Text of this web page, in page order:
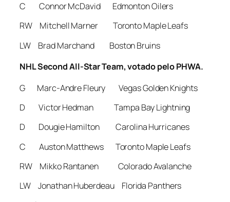
C Connor McDavid Edmonton Oilers
RW Mitchell Marner Toronto Maple Leafs
LW Brad Marchand Boston Bruins
NHL Second All-Star Team, votado pelo PHWA.
G Marc-Andre Fleury Vegas Golden Knights
D Victor Hedman Tampa Bay Lightning
D Dougie Hamilton Carolina Hurricanes
C Auston Matthews Toronto Maple Leafs
RW Mikko Rantanen Colorado Avalanche
LW Jonathan Huberdeau Florida Panthers